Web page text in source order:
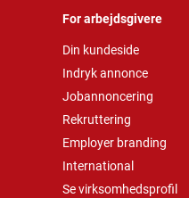
For arbejdsgivere
Din kundeside
Indryk annonce
Jobannoncering
Rekruttering
Employer branding
International
Se virksomhedsprofil